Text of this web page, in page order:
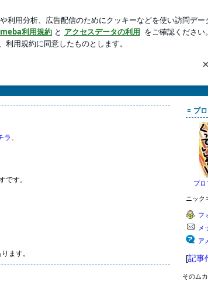
ら仕事したり育児をしたりたまにはやさぐれてどっかに逃げ出してみ
絵日記とやらに手を染めてもみる。書籍化したこと…あったのう…。
プ
プロ
ニック
フ
メ
ア
[記事
そのム
ラ 。
です。
ます。